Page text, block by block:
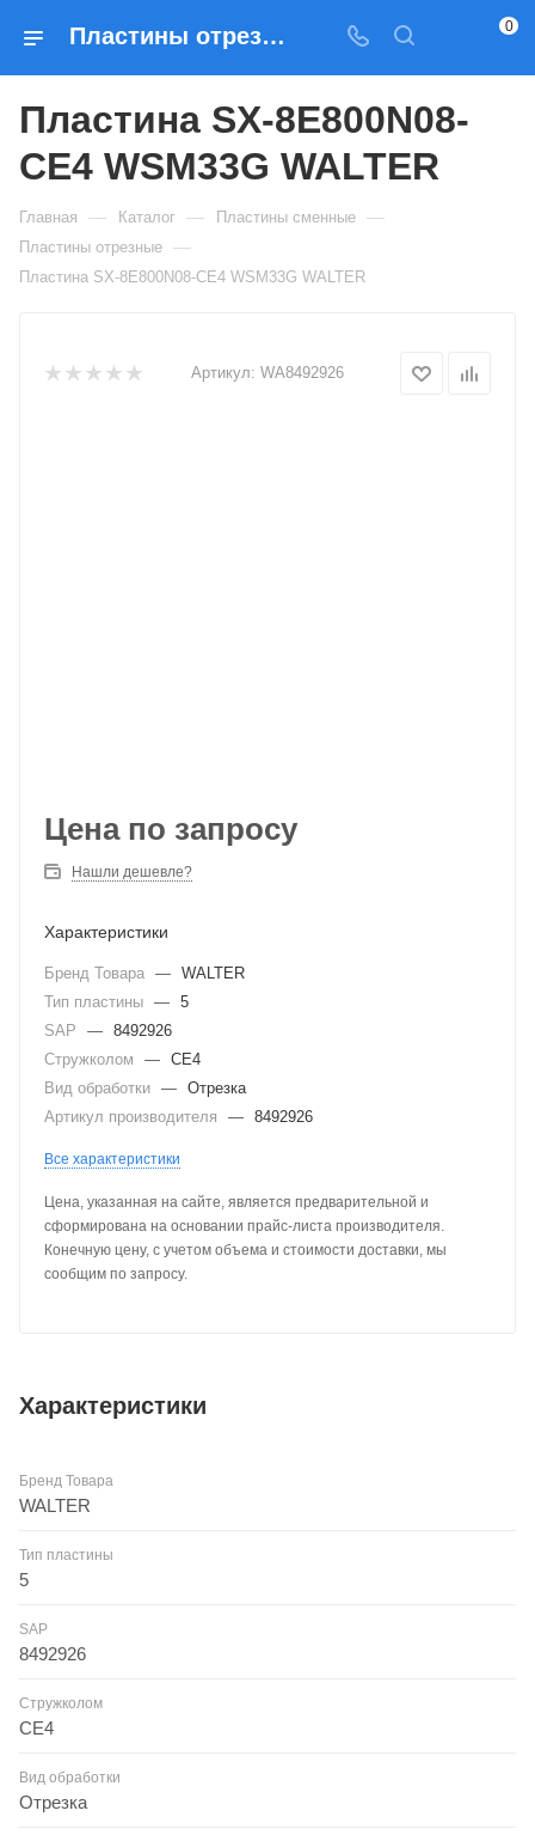
Пластины отрезные Пластина SX-8E800N08-CE4 WSM33G WALTER — купить по выгодным ценам в Москве 0
Пластина SX-8E800N08-
CE4 WSM33G WALTER
Главная — Каталог — Пластины сменные —
Пластины отрезные —
Пластина SX-8E800N08-CE4 WSM33G WALTER
Артикул: WA8492926
Цена по запросу
Нашли дешевле?
Характеристики
Бренд Товара — WALTER
Тип пластины — 5
SAP
— 8492926
Стружколом
— CE4
Вид обработки — Отрезка
Артикул производителя
— 8492926
Все характеристики
Цена, указанная на сайте, является предварительной и
сформирована на основании прайс-листа производителя.
Конечную цену, с учетом объема и стоимости доставки, мы
сообщим по запросу.
Характеристики
Бренд Товара
WALTER
Тип пластины
5
SAP
8492926
Стружколом
CE4
Вид обработки
Отрезка